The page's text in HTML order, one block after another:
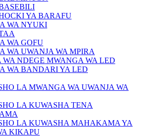
YA BARAFU
WA NYUKI
WA GOFU
WA UWANJA WA MPIRA
WA NDEGE MWANGA WA LED
WA BANDARI YA LED
LA MWANGA WA UWANJA WA
LA KUWASHA TENA
LA KUWASHA MAHAKAMA YA
KIKAPU